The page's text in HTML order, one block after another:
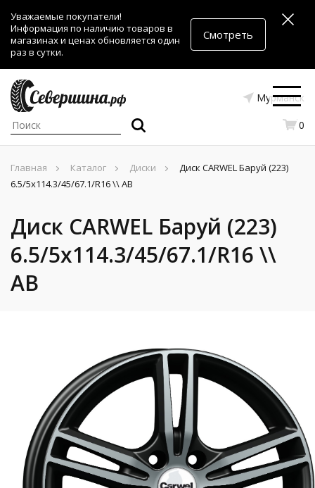
Уважаемые покупатели!
Информация по наличию товаров в
магазинах и ценах обновляется один
раз в сутки.
Смотреть
Мурманск
0
Главная Каталог Диски
Диск CARWEL Баруй (223)
6.5/5x114.3/45/67.1/R16 \\ AB
Диск CARWEL Баруй (223)
6.5/5x114.3/45/67.1/R16 \\
AB